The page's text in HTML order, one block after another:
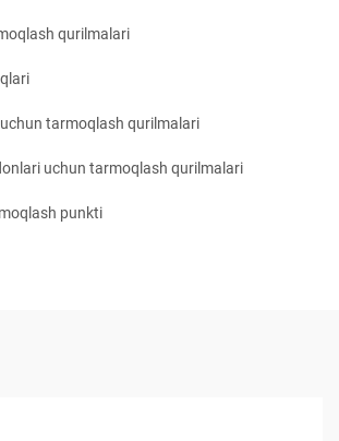
qurilmalari
tarmoqlash qurilmalari
uchun tarmoqlash qurilmalari
punkti